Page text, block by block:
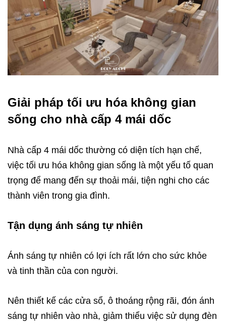
Giải pháp tối ưu hóa không gian
sống cho nhà cấp 4 mái dốc
Nhà cấp 4 mái dốc thường có diện tích hạn chế,
việc tối ưu hóa không gian sống là một yếu tố quan
trọng để mang đến sự thoải mái, tiện nghi cho các
thành viên trong gia đình.
Tận dụng ánh sáng tự nhiên
Ánh sáng tự nhiên có lợi ích rất lớn cho sức khỏe
và tinh thần của con người.
Nên thiết kế các cửa sổ, ô thoáng rộng rãi, đón ánh
sáng tự nhiên vào nhà, giảm thiểu việc sử dụng đèn